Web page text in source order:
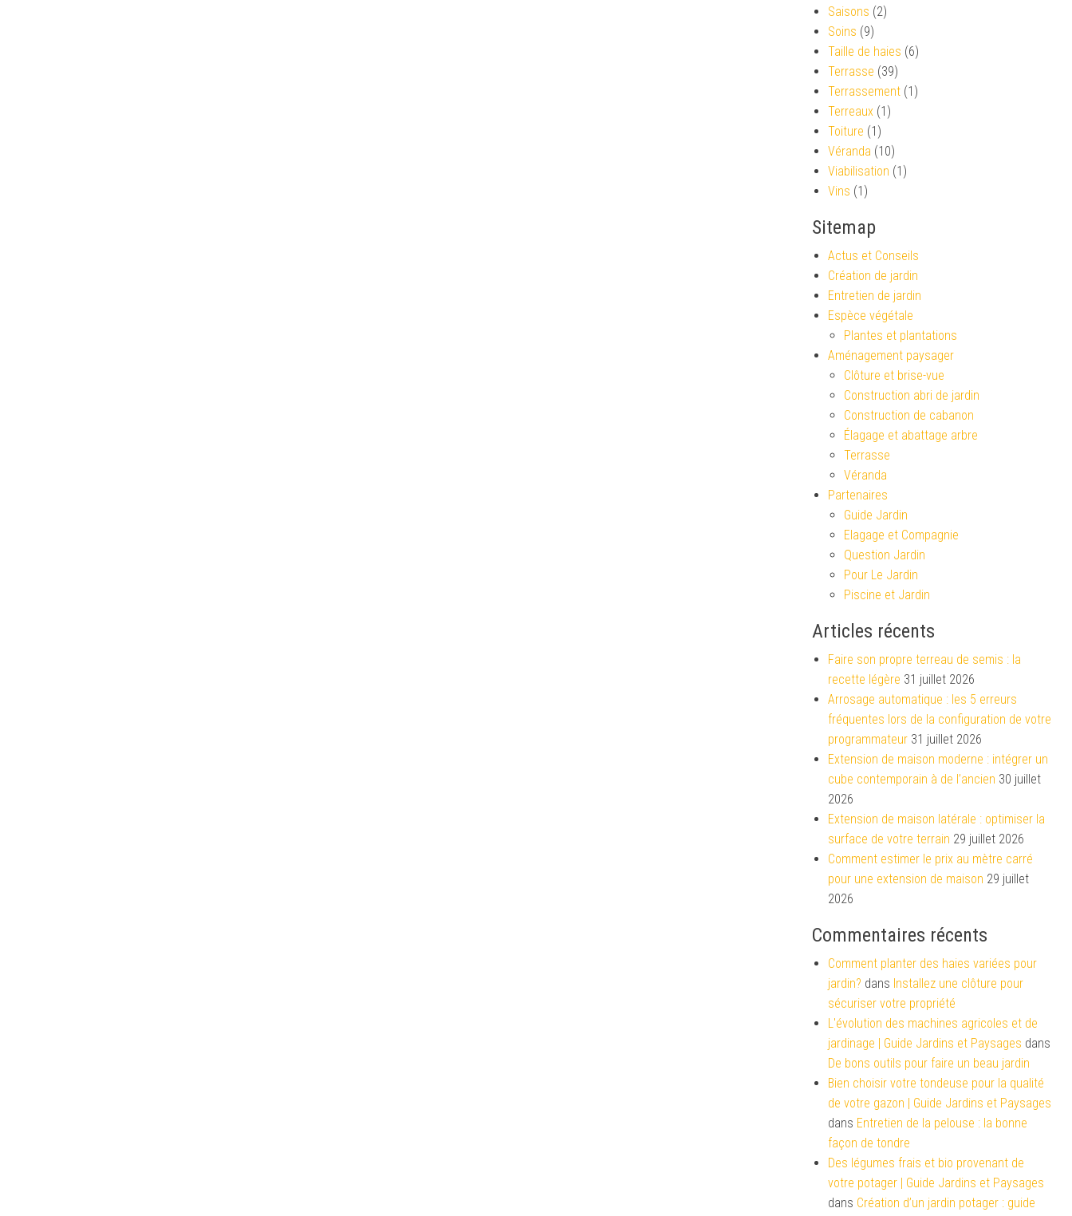
Saisons (2)
Soins (9)
Taille de haies (6)
Terrasse (39)
Terrassement (1)
Terreaux (1)
Toiture (1)
Véranda (10)
Viabilisation (1)
Vins (1)
Sitemap
Actus et Conseils
Création de jardin
Entretien de jardin
Espèce végétale
Plantes et plantations
Aménagement paysager
Clôture et brise-vue
Construction abri de jardin
Construction de cabanon
Élagage et abattage arbre
Terrasse
Véranda
Partenaires
Guide Jardin
Elagage et Compagnie
Question Jardin
Pour Le Jardin
Piscine et Jardin
Articles récents
Faire son propre terreau de semis : la
recette légère 31 juillet 2026
Arrosage automatique : les 5 erreurs
fréquentes lors de la configuration de votre
programmateur 31 juillet 2026
Extension de maison moderne : intégrer un
cube contemporain à de l’ancien 30 juillet
2026
Extension de maison latérale : optimiser la
surface de votre terrain 29 juillet 2026
Comment estimer le prix au mètre carré
pour une extension de maison 29 juillet
2026
Commentaires récents
Comment planter des haies variées pour
jardin? dans Installez une clôture pour
sécuriser votre propriété
L'évolution des machines agricoles et de
jardinage | Guide Jardins et Paysages dans
De bons outils pour faire un beau jardin
Bien choisir votre tondeuse pour la qualité
de votre gazon | Guide Jardins et Paysages
dans Entretien de la pelouse : la bonne
façon de tondre
Des légumes frais et bio provenant de
votre potager | Guide Jardins et Paysages
dans Création d’un jardin potager : guide